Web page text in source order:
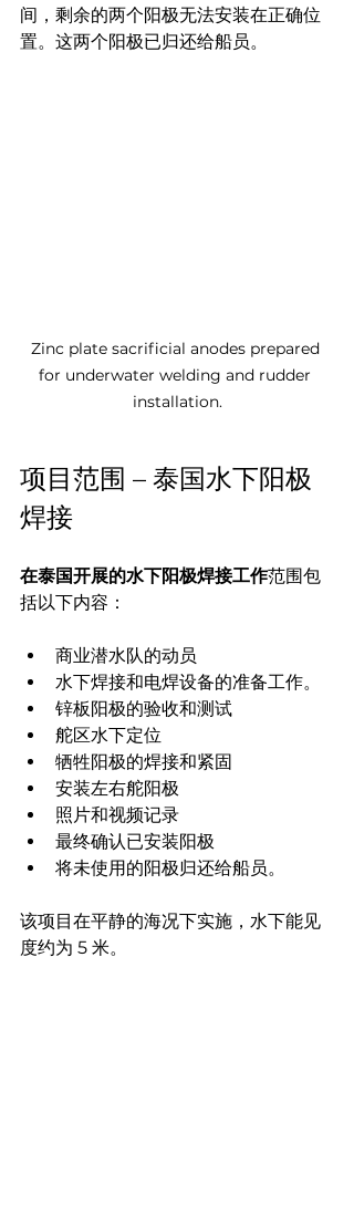
间，剩余的两个阳极无法安装在正确位
置。这两个阳极已归还给船员。
Zinc plate sacrificial anodes prepared
for underwater welding and rudder
installation.
项目范围 – 泰国水下阳极
焊接
在泰国开展的水下阳极焊接工作范围包
括以下内容：
商业潜水队的动员
水下焊接和电焊设备的准备工作。
锌板阳极的验收和测试
舵区水下定位
牺牲阳极的焊接和紧固
安装左右舵阳极
照片和视频记录
最终确认已安装阳极
将未使用的阳极归还给船员。
该项目在平静的海况下实施，水下能见
度约为 5 米。